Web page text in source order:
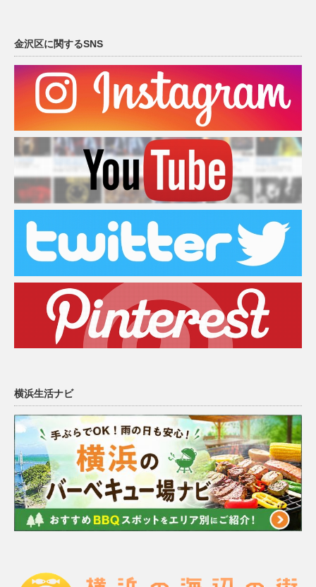
金沢区に関するSNS
横浜生活ナビ